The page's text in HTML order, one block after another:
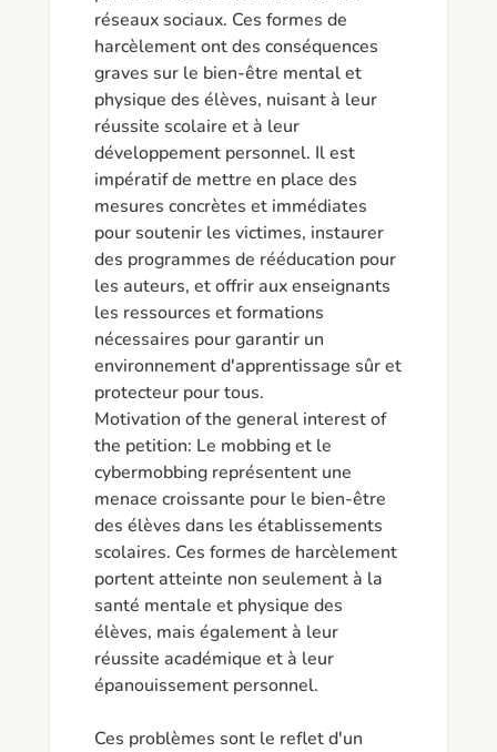
réseaux sociaux. Ces formes de
harcèlement ont des conséquences
graves sur le bien-être mental et
physique des élèves, nuisant à leur
réussite scolaire et à leur
développement personnel. Il est
impératif de mettre en place des
mesures concrètes et immédiates
pour soutenir les victimes, instaurer
des programmes de rééducation pour
les auteurs, et offrir aux enseignants
les ressources et formations
nécessaires pour garantir un
environnement d'apprentissage sûr et
protecteur pour tous.
Motivation of the general interest of
the petition: Le mobbing et le
cybermobbing représentent une
menace croissante pour le bien-être
des élèves dans les établissements
scolaires. Ces formes de harcèlement
portent atteinte non seulement à la
santé mentale et physique des
élèves, mais également à leur
réussite académique et à leur
épanouissement personnel.
Ces problèmes sont le reflet d'un